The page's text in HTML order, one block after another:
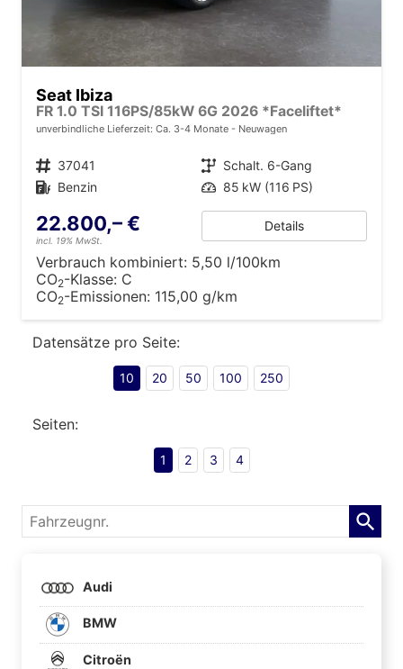
Seat Ibiza
FR 1.0 TSI 116PS/85kW 6G 2026 *Faceliftet*
unverbindliche Lieferzeit: Ca. 3-4 Monate Neuwagen
Fahrzeugnr. 37041 Getriebe Schalt. 6-Gang
Kraftstoff Benzin Leistung 85 kW (116 PS)
22.800,– €
incl. 19% MwSt.
Details
Verbrauch kombiniert: 5,50 l/100km
CO2-Klasse: C
CO2-Emissionen: 115,00 g/km
Datensätze pro Seite:
10 20 50 100 250
Seiten:
1 2 3 4
Fahrzeugnr.
Audi
BMW
Citroën